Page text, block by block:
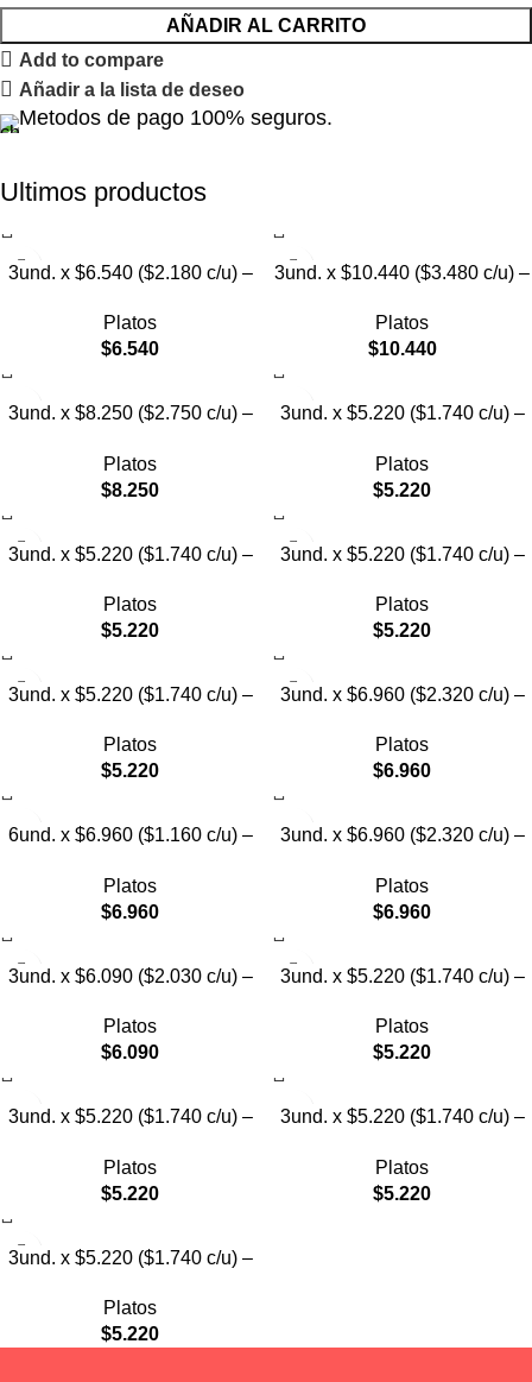
AÑADIR AL CARRITO
Add to compare
Añadir a la lista de deseo
Metodos de pago 100% seguros.
Ultimos productos
3und. x $6.540 ($2.180 c/u) –
con Diseño Decorativo
Platos
$6.540
3und. x $10.440 ($3.480 c/u) –
con Bowl de Acero
Platos
$10.440
3und. x $8.250 ($2.750 c/u) –
con Diseño de Gatos
Platos
$8.250
3und. x $5.220 ($1.740 c/u) –
Texturizado
Platos
$5.220
3und. x $5.220 ($1.740 c/u) –
Diseño Pastel
Platos
$5.220
3und. x $5.220 ($1.740 c/u) –
con Diseños Estampados
Platos
$5.220
3und. x $5.220 ($1.740 c/u) –
con Diseño
Platos
$5.220
3und. x $6.960 ($2.320 c/u) –
con Patitas
Platos
$6.960
6und. x $6.960 ($1.160 c/u) –
Platos
$6.960
3und. x $6.960 ($2.320 c/u) –
Pollito
Platos
$6.960
3und. x $6.090 ($2.030 c/u) –
Platos
$6.090
3und. x $5.220 ($1.740 c/u) –
Platos
$5.220
3und. x $5.220 ($1.740 c/u) –
Platos
$5.220
3und. x $5.220 ($1.740 c/u) –
Platos
$5.220
3und. x $5.220 ($1.740 c/u) –
Platos
$5.220